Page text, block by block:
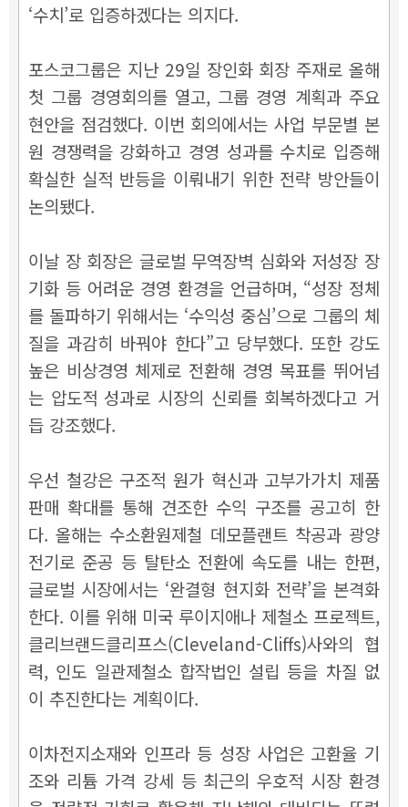
‘수치’로 입증하겠다는 의지다.
포스코그룹은 지난 29일 장인화 회장 주재로 올해
첫 그룹 경영회의를 열고, 그룹 경영 계획과 주요
현안을 점검했다. 이번 회의에서는 사업 부문별 본
원 경쟁력을 강화하고 경영 성과를 수치로 입증해
확실한 실적 반등을 이뤄내기 위한 전략 방안들이
논의됐다.
이날 장 회장은 글로벌 무역장벽 심화와 저성장 장
기화 등 어려운 경영 환경을 언급하며, “성장 정체
를 돌파하기 위해서는 ‘수익성 중심’으로 그룹의 체
질을 과감히 바꿔야 한다”고 당부했다. 또한 강도
높은 비상경영 체제로 전환해 경영 목표를 뛰어넘
는 압도적 성과로 시장의 신뢰를 회복하겠다고 거
듭 강조했다.
우선 철강은 구조적 원가 혁신과 고부가가치 제품
판매 확대를 통해 견조한 수익 구조를 공고히 한
다. 올해는 수소환원제철 데모플랜트 착공과 광양
전기로 준공 등 탈탄소 전환에 속도를 내는 한편,
글로벌 시장에서는 ‘완결형 현지화 전략’을 본격화
한다. 이를 위해 미국 루이지애나 제철소 프로젝트,
클리브랜드클리프스(Cleveland-Cliffs)사와의 협
력, 인도 일관제철소 합작법인 설립 등을 차질 없
이 추진한다는 계획이다.
이차전지소재와 인프라 등 성장 사업은 고환율 기
조와 리튬 가격 강세 등 최근의 우호적 시장 환경